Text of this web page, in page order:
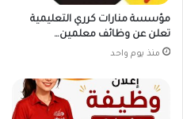
مؤسسة منارات كرري التعليمية
تعلن عن وظائف معلمين…
منذ يوم واحد